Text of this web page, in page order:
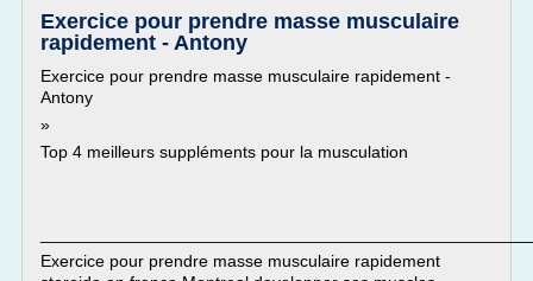
Exercice pour prendre masse musculaire
rapidement - Antony
Exercice pour prendre masse musculaire rapidement -
Antony
»
Top 4 meilleurs suppléments pour la musculation
Exercice pour prendre masse musculaire rapidement